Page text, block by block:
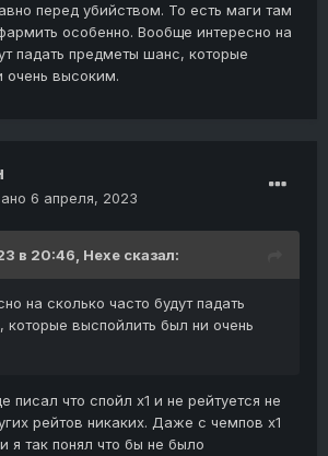
перед убийством. То есть маги там
особенно. Вообще интересно на
падать предметы шанс, которые
очень высоким.
6 апреля, 2023
в 20:46, Hexe сказал:
на сколько часто будут падать
выспойлить был ни очень
писал что спойл х1 и не рейтуется не
рейтов никаких. Даже с чемпов х1
я так понял что бы не было